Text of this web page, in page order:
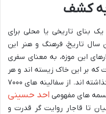
کشف
یک بنای تاریخی یا محلی برای
سال تاریخ، فرهنگ و هنر این
این موزه، به معنای سفری
بر این خاک زیسته اند و هر
کدام میراثی گرانبها از خود بر جای گذاشته اند. از سفالینه های ۷۰۰۰
های مفهومی احد حسینی
تا قاجار روایت گر قدرت و